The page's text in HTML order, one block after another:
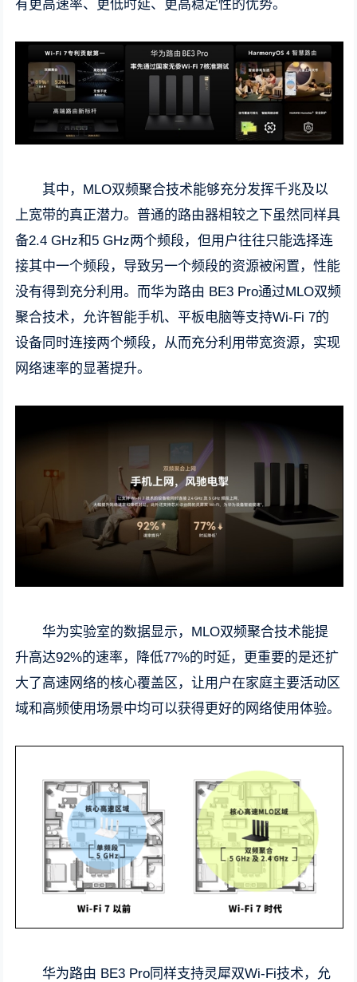
有更高速率、更低时延、更高稳定性的优势。
其中，MLO双频聚合技术能够充分发挥千兆及以
上宽带的真正潜力。普通的路由器相较之下虽然同样具
备2.4 GHz和5 GHz两个频段，但用户往往只能选择连
接其中一个频段，导致另一个频段的资源被闲置，性能
没有得到充分利用。而华为路由 BE3 Pro通过MLO双频
聚合技术，允许智能手机、平板电脑等支持Wi-Fi 7的
设备同时连接两个频段，从而充分利用带宽资源，实现
网络速率的显著提升。
华为实验室的数据显示，MLO双频聚合技术能提
升高达92%的速率，降低77%的时延，更重要的是还扩
大了高速网络的核心覆盖区，让用户在家庭主要活动区
域和高频使用场景中均可以获得更好的网络使用体验。
华为路由 BE3 Pro同样支持灵犀双Wi-Fi技术，允